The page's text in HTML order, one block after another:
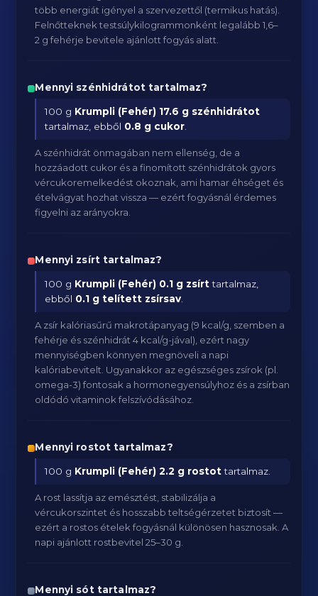
több energiát igényel a szervezettől (termikus hatás).
Felnőtteknek testsúlykilogrammonként legalább 1,6–
2 g fehérje bevitele ajánlott fogyás alatt.
Mennyi szénhidrátot tartalmaz?
100 g Krumpli (Fehér) 17.6 g szénhidrátot
tartalmaz, ebből 0.8 g cukor
A szénhidrát önmagában nem ellenség, de a
hozzáadott cukor és a finomított szénhidrátok gyors
vércukoremelkedést okoznak, ami hamar éhséget és
ételvágyat hozhat vissza — ezért fogyásnál érdemes
figyelni az arányokra.
Mennyi zsírt tartalmaz?
100 g Krumpli (Fehér) 0.1 g zsírttartalmaz,
ebből 0.1 g telített zsírsav
A zsír kalóriasűrű makrotápanyag (9 kcal/g, szemben a
fehérje és szénhidrát 4 kcal/g-jával), ezért nagy
mennyiségben könnyen megnöveli a napi
kalóriabevitelt. Ugyanakkor az egészséges zsírok (pl.
omega-3) fontosak a hormonegyensúlyhoz és a zsírban
oldódó vitaminok felszívódásához.
Mennyi rostot tartalmaz?
100 g Krumpli (Fehér) 2.2 g rostottartalmaz.
A rost lassítja az emésztést, stabilizálja a
vércukorszintet és hosszabb teltségérzetet biztosít —
ezért a rostos ételek fogyásnál különösen hasznosak. A
napi ajánlott rostbevitel 25–30 g.
Mennyi sót tartalmaz?